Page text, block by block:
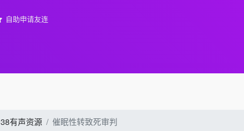
自助申请友连
38有声资源 催眠性转致死审判